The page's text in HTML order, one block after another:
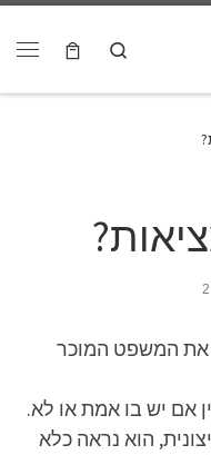
Search
את המשפט המוכר
אם יש בו אמת או לא.
הוא נראה כלא